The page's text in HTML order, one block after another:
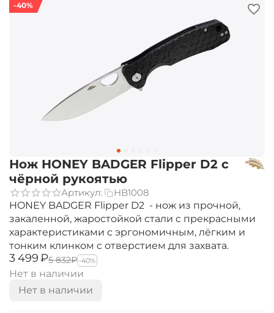
-40%
Нож HONEY BADGER Flipper D2 с
чёрной рукоятью
Артикул:
HB1008
HONEY BADGER Flipper D2 - нож из прочной,
закаленной, жаростойкой стали c прекрасными
характеристиками с эргономичным, лёгким и
тонким клинком c отверстием для захвата.
‍3 499‍₽‍5 832‍₽ -40%
Нет в наличии
Нет в наличии